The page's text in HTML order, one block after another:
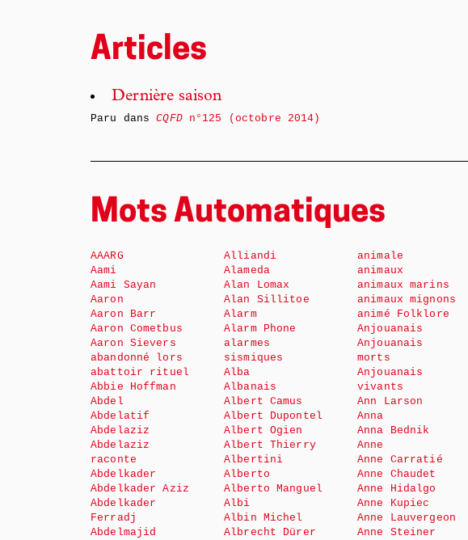
Articles
Dernière saison
Paru dansCQFDn°125 (octobre 2014)
Mots Automatiques
AAARG
Aami
Aami Sayan
Aaron
Aaron Barr
Aaron Cometbus
Aaron Sievers
abandonné lors
abattoir rituel
Abbie Hoffman
Abdel
Abdelatif
Abdelaziz
Abdelaziz
raconte
Abdelkader
Abdelkader Aziz
Abdelkader
Ferradj
Abdelmajid
Alliandi
Alameda
Alan Lomax
Alan Sillitoe
Alarm
Alarm Phone
alarmes
sismiques
Alba
Albanais
Albert Camus
Albert Dupontel
Albert Ogien
Albert Thierry
Albertini
Alberto
Alberto Manguel
Albi
Albin Michel
Albrecht Dürer
animale
animaux
animaux marins
animaux mignons
animé Folklore
Anjouanais
Anjouanais
morts
Anjouanais
vivants
Ann Larson
Anna
Anna Bednik
Anne
Anne Carratié
Anne Chaudet
Anne Hidalgo
Anne Kupiec
Anne Lauvergeon
Anne Steiner